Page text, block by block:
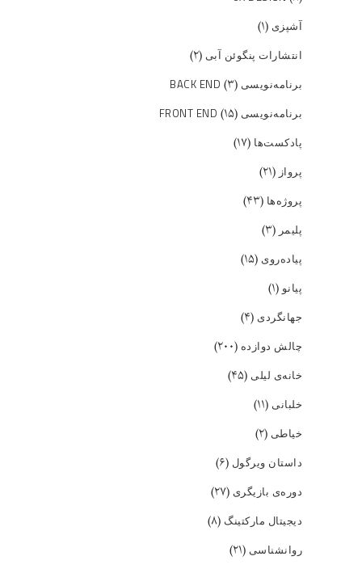
آشپزی (۱)
انتشارات پنگوئن آبی (۲)
برنامه‌نویسی BACK END (۳)
برنامه‌نویسی FRONT END (۱۵)
پادکست‌ها (۱۷)
پرواز(۲۱)
پروژه‌ها (۴۳)
پلیمر(۳)
پیاده‌روی (۱۵)
پیانو(۱)
جهانگردی (۴)
چالش دوازده (۲۰۰)
خانه‌ی لیلی (۴۵)
خلبانی (۱۱)
خیاطی (۲)
داستان ویرگول (۶)
دوره‌ی بازیگری (۲۷)
دیجیتال مارکتینگ (۸)
روانشناسی (۲۱)